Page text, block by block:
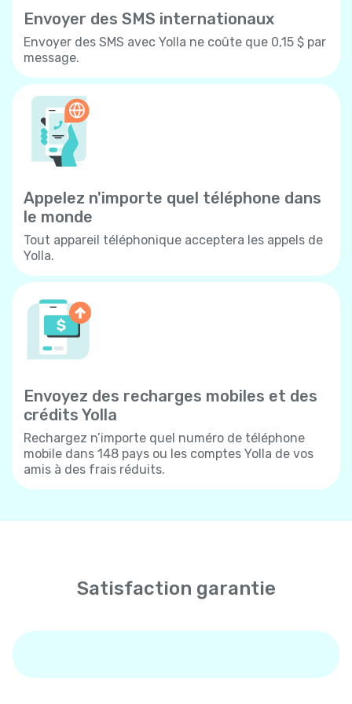
Envoyer des SMS internationaux
Envoyer des SMS avec Yolla ne coûte que 0,15 $ par
message.
Appelez n'importe quel téléphone dans
le monde
Tout appareil téléphonique acceptera les appels de
Yolla.
Envoyez des recharges mobiles et des
crédits Yolla
Rechargez n’importe quel numéro de téléphone
mobile dans 148 pays ou les comptes Yolla de vos
amis à des frais réduits.
Satisfaction garantie